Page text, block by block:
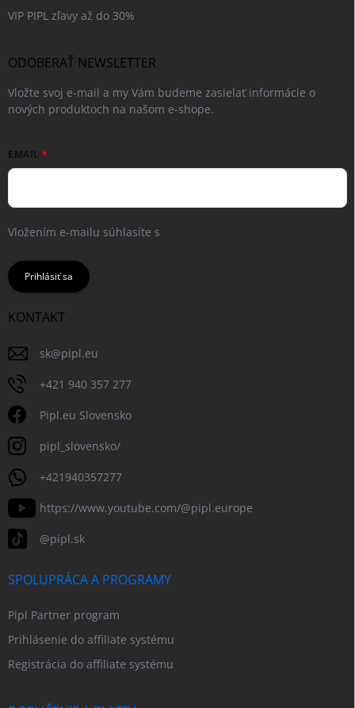
VIP PIPL zľavy až do 30%
ODOBERAŤ NEWSLETTER
Vložte svoj e-mail a my Vám budeme zasielať informácie o
nových produktoch na našom e-shope.
EMAIL
Vložením e-mailu súhlasíte s
Prihlásiť sa
KONTAKT
sk@pipl.eu
+421 940 357 277
Pipl.eu Slovensko
pipl_slovensko/
+421940357277
https://www.youtube.com/@pipl.europe
@pipl.sk
SPOLUPRÁCA A PROGRAMY
Pipl Partner program
Prihlásenie do affiliate systému
Registrácia do affiliate systému